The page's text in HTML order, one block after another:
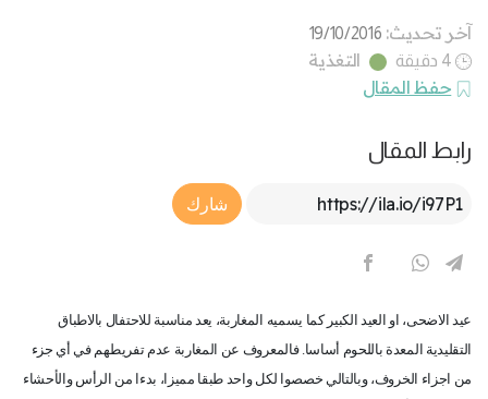
آخر تحديث: 19/10/2016
4 دقيقة
التغذية
حفظ المقال
رابط المقال
Article Link
شارك
عيد الاضحى، او العيد الكبير كما يسميه المغاربة، يعد مناسبة للاحتفال بالاطباق
التقليدية المعدة باللحوم أساسا. فالمعروف عن المغاربة عدم تفريطهم في أي جزء
من اجزاء الخروف، وبالتالي خصصوا لكل واحد طبقا مميزا، بدءا من الرأس والأحشاء